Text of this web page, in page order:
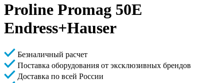
Proline Promag 50E
Endress+Hauser
Безналичный расчет
Поставка оборудования от эксклюзивных брендов
Доставка по всей России